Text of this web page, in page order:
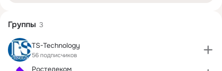
Группы 3
TS-Technology
56 подписчиков
Ростелеком